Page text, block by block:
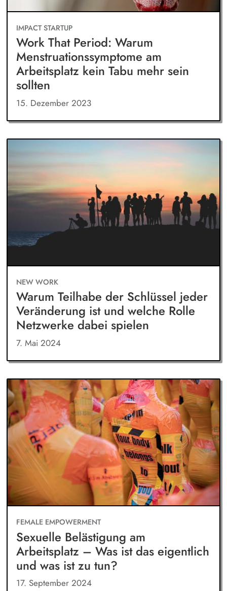
IMPACT STARTUP
Work That Period: Warum
Menstruationssymptome am
Arbeitsplatz kein Tabu mehr sein
sollten
15. Dezember 2023
NEW WORK
Warum Teilhabe der Schlüssel jeder
Veränderung ist und welche Rolle
Netzwerke dabei spielen
7. Mai 2024
FEMALE EMPOWERMENT
Sexuelle Belästigung am
Arbeitsplatz – Was ist das eigentlich
und was ist zu tun?
17. September 2024